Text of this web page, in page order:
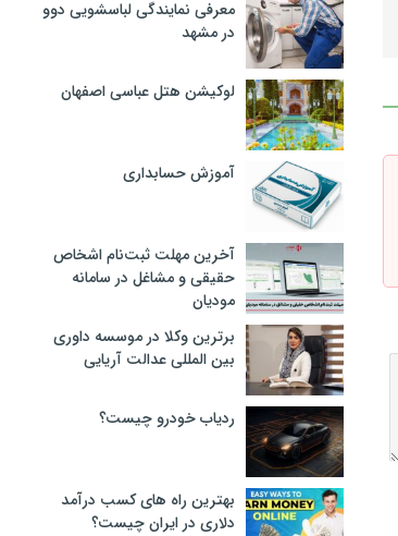
معرفی نمایندگی لباسشویی دوو
در مشهد
لوکیشن هتل عباسی اصفهان
آموزش حسابداری
آخرین مهلت ثبت‌نام اشخاص
حقیقی و مشاغل در سامانه
مودیان
برترین وکلا در موسسه داوری
بین المللی عدالت آریایی
ردیاب خودرو چیست؟
بهترین راه های کسب درآمد
دلاری در ایران چیست؟